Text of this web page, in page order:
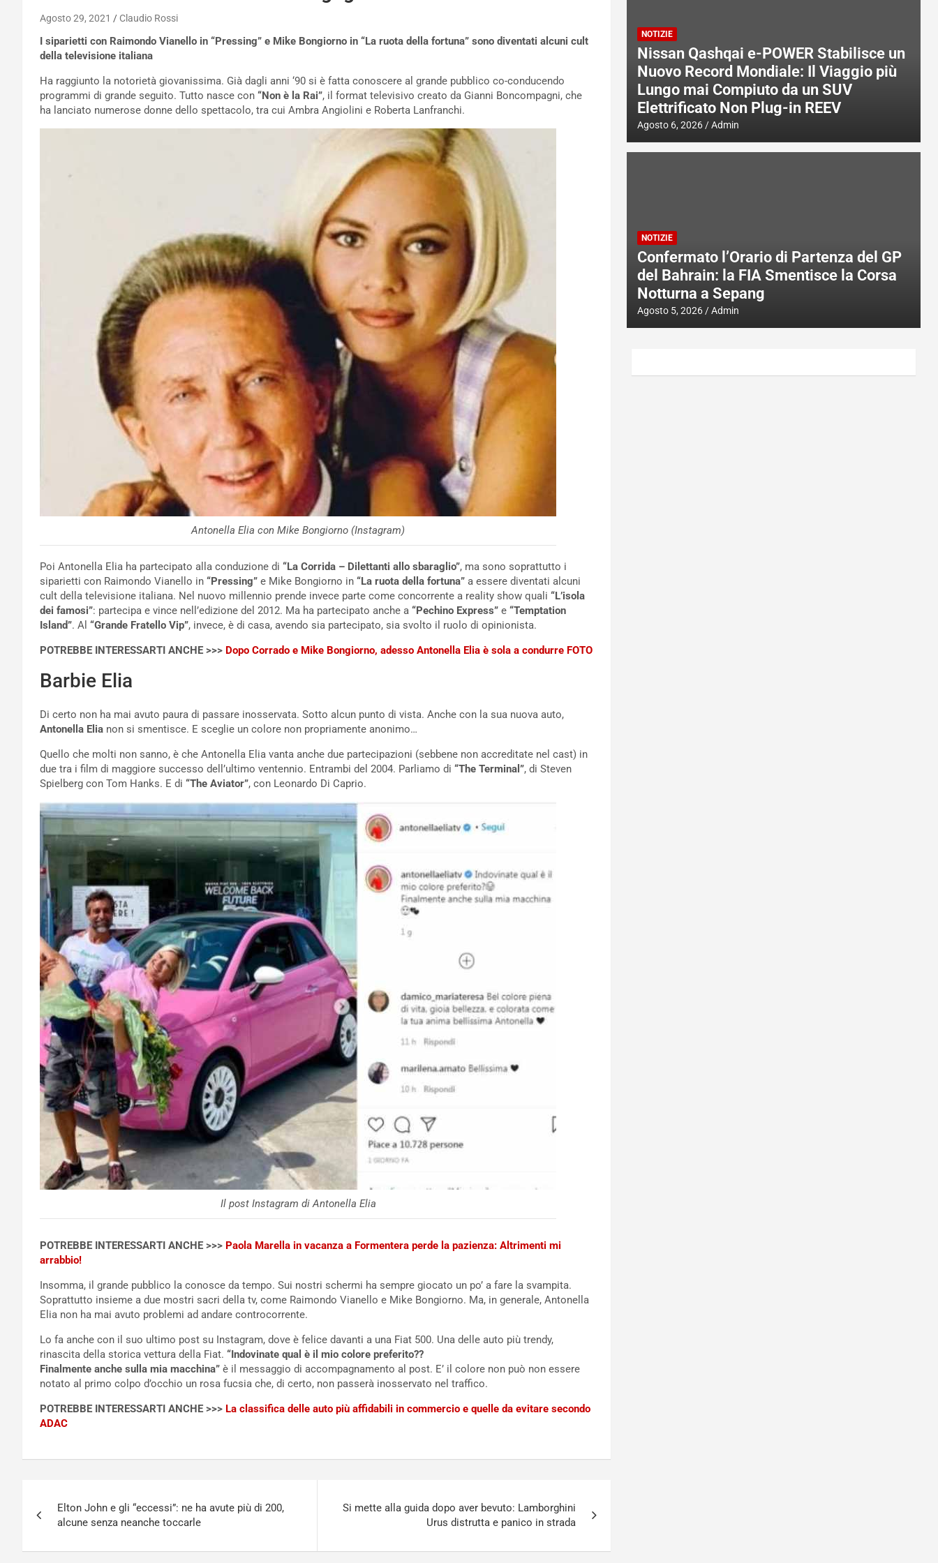
Agosto 29, 2021 Claudio Rossi
I siparietti con Raimondo Vianello in “Pressing” e Mike Bongiorno in “La ruota della fortuna” sono diventati alcuni cult
della televisione italiana
Ha raggiunto la notorietà giovanissima. Già dagli anni ‘90 si è fatta conoscere al grande pubblico co-conducendo
programmi di grande seguito. Tutto nasce con “Non è la Rai”, il format televisivo creato da Gianni Boncompagni, che
ha lanciato numerose donne dello spettacolo, tra cui Ambra Angiolini e Roberta Lanfranchi.
Antonella Elia con Mike Bongiorno (Instagram)
Poi Antonella Elia ha partecipato alla conduzione di “La Corrida – Dilettanti allo sbaraglio”, ma sono soprattutto i
siparietti con Raimondo Vianello in “Pressing” e Mike Bongiorno in “La ruota della fortuna” a essere diventati alcuni
cult della televisione italiana. Nel nuovo millennio prende invece parte come concorrente a reality show quali “L’isola
dei famosi”: partecipa e vince nell’edizione del 2012. Ma ha partecipato anche a “Pechino Express” e “Temptation
Island”. Al “Grande Fratello Vip”, invece, è di casa, avendo sia partecipato, sia svolto il ruolo di opinionista.
POTREBBE INTERESSARTI ANCHE >>> Dopo Corrado e Mike Bongiorno, adesso Antonella Elia è sola a condurre FOTO
Barbie Elia
Di certo non ha mai avuto paura di passare inosservata. Sotto alcun punto di vista. Anche con la sua nuova auto,
Antonella Elia non si smentisce. E sceglie un colore non propriamente anonimo…
Quello che molti non sanno, è che Antonella Elia vanta anche due partecipazioni (sebbene non accreditate nel cast) in
due tra i film di maggiore successo dell’ultimo ventennio. Entrambi del 2004. Parliamo di “The Terminal”, di Steven
Spielberg con Tom Hanks. E di “The Aviator”, con Leonardo Di Caprio.
Il post Instagram di Antonella Elia
POTREBBE INTERESSARTI ANCHE >>> Paola Marella in vacanza a Formentera perde la pazienza: Altrimenti mi
arrabbio!
Insomma, il grande pubblico la conosce da tempo. Sui nostri schermi ha sempre giocato un po’ a fare la svampita.
Soprattutto insieme a due mostri sacri della tv, come Raimondo Vianello e Mike Bongiorno. Ma, in generale, Antonella
Elia non ha mai avuto problemi ad andare controcorrente.
Lo fa anche con il suo ultimo post su Instagram, dove è felice davanti a una Fiat 500. Una delle auto più trendy,
rinascita della storica vettura della Fiat. “Indovinate qual è il mio colore preferito??
Finalmente anche sulla mia macchina” è il messaggio di accompagnamento al post. E’ il colore non può non essere
notato al primo colpo d’occhio un rosa fucsia che, di certo, non passerà inosservato nel traffico.
POTREBBE INTERESSARTI ANCHE >>> La classifica delle auto più affidabili in commercio e quelle da evitare secondo
ADAC
articoli
Elton John e gli “eccessi”: ne ha avute più di 200,
alcune senza neanche toccarle
Si mette alla guida dopo aver bevuto: Lamborghini
Urus distrutta e panico in strada
NOTIZIE
Nissan Qashqai e-POWER Stabilisce un
Nuovo Record Mondiale: Il Viaggio più
Lungo mai Compiuto da un SUV
Elettrificato Non Plug-in REEV
Agosto 6, 2026 Admin
NOTIZIE
Confermato l’Orario di Partenza del GP
del Bahrain: la FIA Smentisce la Corsa
Notturna a Sepang
Agosto 5, 2026 Admin